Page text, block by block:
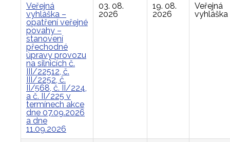
Veřejná
vyhláška –
opatření veřejné
povahy –
stanovení
přechodné
úpravy provozu
na silnicích č.
III/22512, č.
III/2252, č.
II/568, č. II/224,
a č. II/225 v
termínech akce
dne 07.09.2026
a dne
11.09.2026
03. 08.
2026
19. 08.
2026
Veřejná
vyhláška